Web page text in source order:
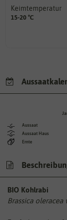
Keimtemperatur
15-20 °C
für die Keimung des
am idealsten?
Aussaat
Aussaat Haus
Ernte
BIO Kohlrabi
Brassica oleracea